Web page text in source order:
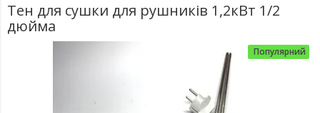
Тен для сушки для рушників 1,2кВт 1/2
дюйма
Популярний